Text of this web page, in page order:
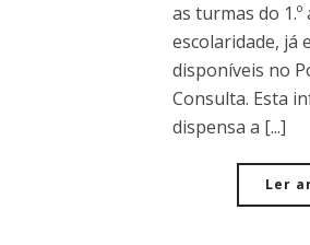
as turmas do 1.º
escolaridade, já
disponíveis no
Consulta. Esta
dispensa a [...]
Ler